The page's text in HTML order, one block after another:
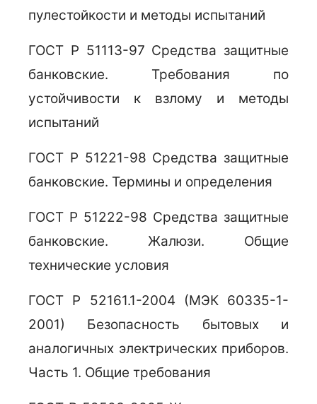
пулестойкости и методы испытаний
ГОСТ Р 51113-97 Средства защитные
банковские. Требования по
устойчивости к взлому и методы
испытаний
ГОСТ Р 51221-98 Средства защитные
банковские. Термины и определения
ГОСТ Р 51222-98 Средства защитные
банковские. Жалюзи. Общие
технические условия
ГОСТ Р 52161.1-2004 (МЭК 60335-1-
2001) Безопасность бытовых и
аналогичных электрических приборов.
Часть 1. Общие требования